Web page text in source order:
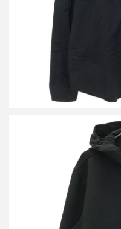
ストーンアイランド 21SS
ルフー